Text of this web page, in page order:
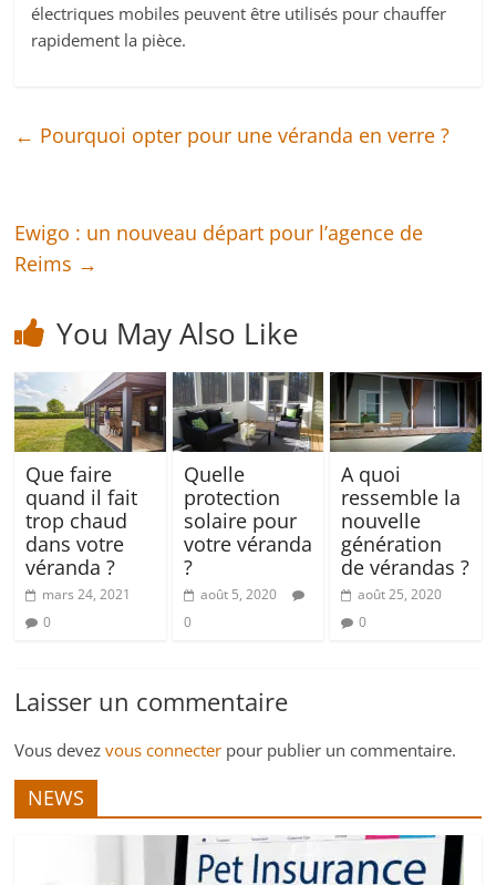
électriques mobiles peuvent être utilisés pour chauffer
rapidement la pièce.
← Pourquoi opter pour une véranda en verre ?
Ewigo : un nouveau départ pour l’agence de
Reims →
You May Also Like
Que faire
quand il fait
trop chaud
dans votre
véranda ?
mars 24, 2021
0
Quelle
protection
solaire pour
votre véranda
?
août 5, 2020
0
A quoi
ressemble la
nouvelle
génération
de vérandas ?
août 25, 2020
0
Laisser un commentaire
Vous devezvous connecter pour publier un commentaire.
NEWS